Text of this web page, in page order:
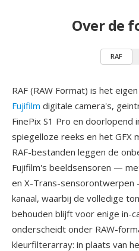
Over de
RAF
RAF (RAW Format) is het
Fujifilm digitale camera's,
FinePix S1 Pro en doorlopend
spiegelloze reeks en het GFX
RAF-bestanden leggen de
Fujifilm's beeldsensoren —
en X-Trans-
kanaal, waarbij de volledige
behouden blijft voor enige in-
onderscheidt onder RAW-
kleurfilterarray: in plaats van